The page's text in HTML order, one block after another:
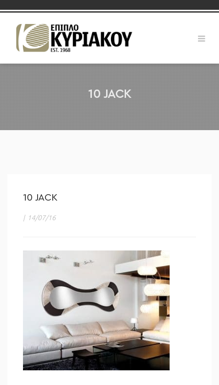
10 JACK
10 JACK
| 14/07/16